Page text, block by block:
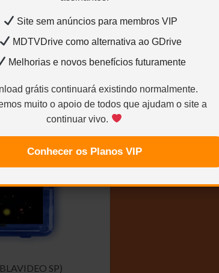
Site sem anúncios para membros VIP
MDTVDrive como alternativa ao GDrive
Melhorias e novos benefícios futuramente
grátis continuará existindo normalmente.
muito o apoio de todos que ajudam o site a
continuar vivo.
Conhecer os Planos VIP
SP)